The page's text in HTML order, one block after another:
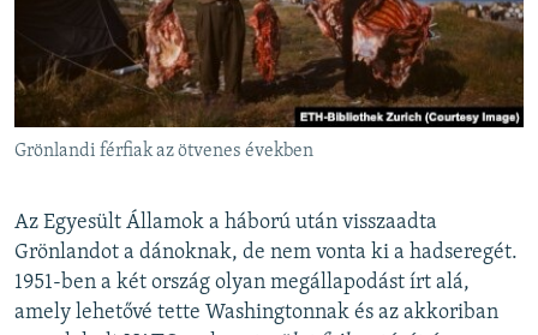
Grönlandi férfiak az ötvenes években
Az Egyesült Államok a háború után visszaadta
Grönlandot a dánoknak, de nem vonta ki a hadseregét.
1951-ben a két ország olyan megállapodást írt alá,
amely lehetővé tette Washingtonnak és az akkoriban